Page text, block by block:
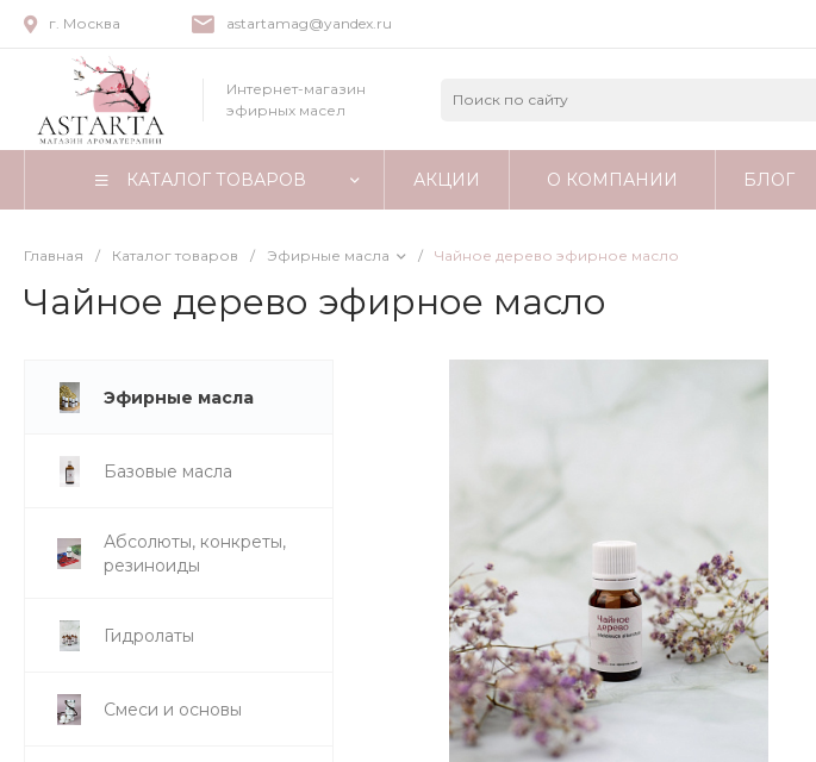
г. Москва astartamag@yandex.ru
Интернет-магазин
эфирных масел
КАТАЛОГ ТОВАРОВ АКЦИИ О КОМПАНИИ БЛОГ
Главная / Каталог товаров / Эфирные масла / Чайное дерево эфирное масло
Чайное дерево эфирное масло
Эфирные масла
Базовые масла
Абсолюты, конкреты,
резиноиды
Гидролаты
Смеси и основы